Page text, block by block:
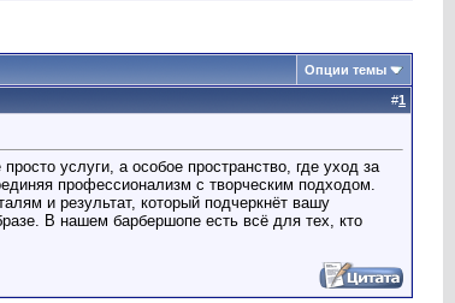
Опции темы
#1
услуги, а особое пространство, где уход за
профессионализм с творческим подходом.
и результат, который подчеркнёт вашу
В нашем барбершопе есть всё для тех, кто